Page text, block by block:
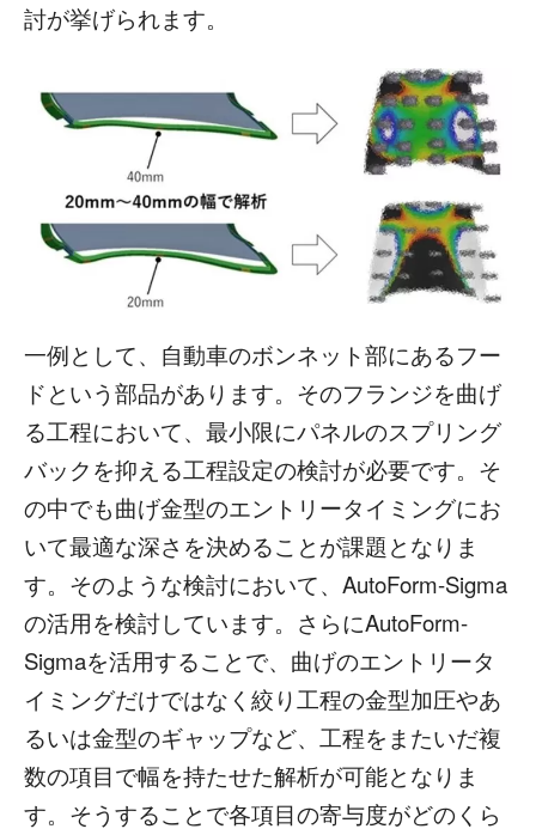
討が挙げられます。
一例として、自動車のボンネット部にあるフー
ドという部品があります。そのフランジを曲げ
る工程において、最小限にパネルのスプリング
バックを抑える工程設定の検討が必要です。そ
の中でも曲げ金型のエントリータイミングにお
いて最適な深さを決めることが課題となりま
す。そのような検討において、AutoForm-Sigma
の活用を検討しています。さらにAutoForm-
Sigmaを活用することで、曲げのエントリータ
イミングだけではなく絞り工程の金型加圧やあ
るいは金型のギャップなど、工程をまたいだ複
数の項目で幅を持たせた解析が可能となりま
す。そうすることで各項目の寄与度がどのくら